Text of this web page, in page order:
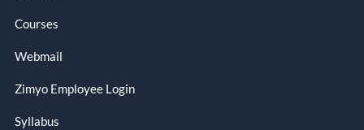
Courses
Webmail
Zimyo Employee Login
Syllabus